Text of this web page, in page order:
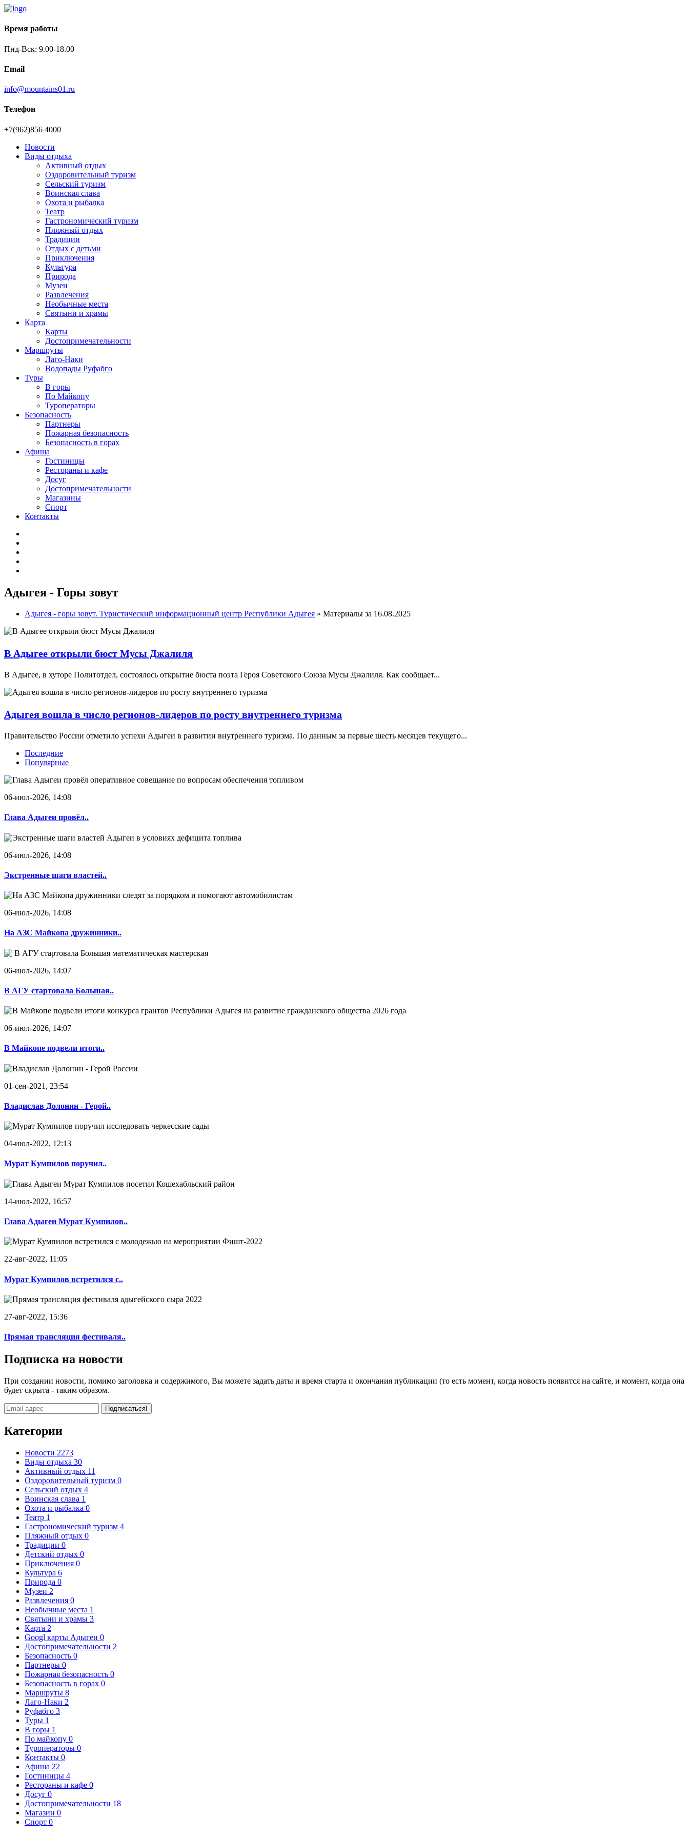
Время работы
Пнд-Вск: 9.00-18.00
Email
info@mountains01.ru
Телефон
+7(962)856 4000
Новости
Виды отдыха
Активный отдых
Оздоровительный туризм
Сельский туризм
Воинская слава
Охота и рыбалка
Театр
Гастрономический туризм
Пляжный отдых
Традиции
Отдых с детьми
Приключения
Культура
Природа
Музеи
Развлечения
Необычные места
Святыни и храмы
Карта
Карты
Достопримечательности
Маршруты
Лаго-Наки
Водопады Руфабго
Туры
В горы
По Майкопу
Туроператоры
Безопасность
Партнеры
Пожарная безопасность
Безопасность в горах
Афиша
Гостиницы
Рестораны и кафе
Досуг
Достопримечательности
Магазины
Спорт
Контакты
Адыгея - Горы зовут
Адыгея - горы зовут. Туристический информационный центр Республики Адыгея » Материалы за 16.08.2025
В Адыгее открыли бюст Мусы Джалиля
В Адыгее, в хуторе Политотдел, состоялось открытие бюста поэта Героя Советского Союза Мусы Джалиля. Как сообщает...
Адыгея вошла в число регионов-лидеров по росту внутреннего туризма
Правительство России отметило успехи Адыгеи в развитии внутреннего туризма. По данным за первые шесть месяцев текущего...
Последние
Популярные
06-июл-2026, 14:08
Глава Адыгеи провёл..
06-июл-2026, 14:08
Экстренные шаги властей..
06-июл-2026, 14:08
На АЗС Майкопа дружинники..
06-июл-2026, 14:07
В АГУ стартовала Большая..
06-июл-2026, 14:07
В Майкопе подвели итоги..
01-сен-2021, 23:54
Владислав Долонин - Герой..
04-июл-2022, 12:13
Мурат Кумпилов поручил..
14-июл-2022, 16:57
Глава Адыгеи Мурат Кумпилов..
22-авг-2022, 11:05
Мурат Кумпилов встретился с..
27-авг-2022, 15:36
Прямая трансляция фестиваля..
Подписка на новости
При создании новости, помимо заголовка и содержимого, Вы можете задать даты и время старта и окончания публикации (то есть момент, когда новость появится на сайте, и момент, когда она
будет скрыта - таким образом.
Подписаться!
Категории
Новости 2273
Виды отдыха 30
Активный отдых 11
Оздоровительный туризм 0
Сельский отдых 4
Воинская слава 1
Охота и рыбалка 0
Театр 1
Гастрономический туризм 4
Пляжный отдых 0
Традиции 0
Детский отдых 0
Приключения 0
Культура 6
Природа 0
Музеи 2
Развлечения 0
Необычные места 1
Святыни и храмы 3
Карта 2
Googl карты Адыгеи 0
Достопримечательности 2
Безопасность 0
Партнеры 0
Пожарная безопасность 0
Безопасность в горах 0
Маршруты 8
Лаго-Наки 2
Руфабго 3
Туры 1
В горы 1
По майкопу 0
Туроператоры 0
Контакты 0
Афиша 22
Гостиницы 4
Рестораны и кафе 0
Досуг 0
Достопримечательности 18
Магазин 0
Спорт 0